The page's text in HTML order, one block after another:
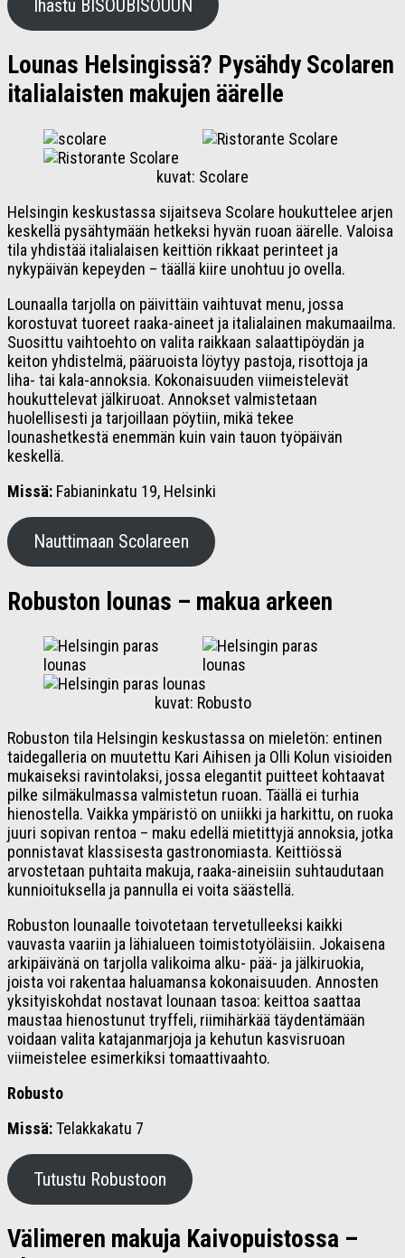
Ihastu BISOUBISOUUN
Lounas Helsingissä? Pysähdy Scolaren
italialaisten makujen äärelle
kuvat: Scolare
Helsingin keskustassa sijaitseva Scolare houkuttelee arjen
keskellä pysähtymään hetkeksi hyvän ruoan äärelle. Valoisa
tila yhdistää italialaisen keittiön rikkaat perinteet ja
nykypäivän kepeyden – täällä kiire unohtuu jo ovella.
Lounaalla tarjolla on päivittäin vaihtuvat menu, jossa
korostuvat tuoreet raaka-aineet ja italialainen makumaailma.
Suosittu vaihtoehto on valita raikkaan salaattipöydän ja
keiton yhdistelmä, pääruoista löytyy pastoja, risottoja ja
liha- tai kala-annoksia. Kokonaisuuden viimeistelevät
houkuttelevat jälkiruoat. Annokset valmistetaan
huolellisesti ja tarjoillaan pöytiin, mikä tekee
lounashetkestä enemmän kuin vain tauon työpäivän
keskellä.
Missä: Fabianinkatu 19, Helsinki
Nauttimaan Scolareen
Robuston lounas – makua arkeen
kuvat: Robusto
Robuston tila Helsingin keskustassa on mieletön: entinen
taidegalleria on muutettu Kari Aihisen ja Olli Kolun visioiden
mukaiseksi ravintolaksi, jossa elegantit puitteet kohtaavat
pilke silmäkulmassa valmistetun ruoan. Täällä ei turhia
hienostella. Vaikka ympäristö on uniikki ja harkittu, on ruoka
juuri sopivan rentoa – maku edellä mietittyjä annoksia, jotka
ponnistavat klassisesta gastronomiasta. Keittiössä
arvostetaan puhtaita makuja, raaka-aineisiin suhtaudutaan
kunnioituksella ja pannulla ei voita säästellä.
Robuston lounaalle toivotetaan tervetulleeksi kaikki
vauvasta vaariin ja lähialueen toimistotyöläisiin. Jokaisena
arkipäivänä on tarjolla valikoima alku- pää- ja jälkiruokia,
joista voi rakentaa haluamansa kokonaisuuden. Annosten
yksityiskohdat nostavat lounaan tasoa: keittoa saattaa
maustaa hienostunut tryffeli, riimihärkää täydentämään
voidaan valita katajanmarjoja ja kehutun kasvisruoan
viimeistelee esimerkiksi tomaattivaahto.
Robusto
Missä:Telakkakatu 7
Tutustu Robustoon
Välimeren makuja Kaivopuistossa –